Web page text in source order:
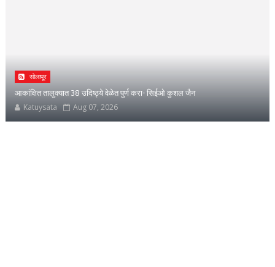
सोलापूर
आकांक्षित तालुक्यात 38 उदिष्ठ्ये वेळेत पुर्ण करा- सिईओ कुशल जैन
Katuysata Aug 07, 2026